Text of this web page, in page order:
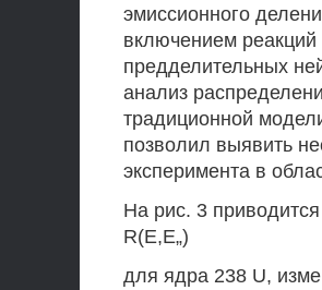
эмиссионного
включением реакций
предделительных
анализ
традиционной
позволил выявить
эксперимента в
На рис. 3
R(E,E„)
для ядра 238 U,